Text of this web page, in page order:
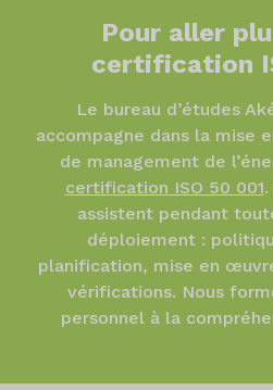
Pour aller
certification
Le bureau d’études
accompagne dans la mise
de management de
certification ISO 50 001.
assistent pendant
déploiement :
planification, mise en
vérifications. Nous
personnel à la